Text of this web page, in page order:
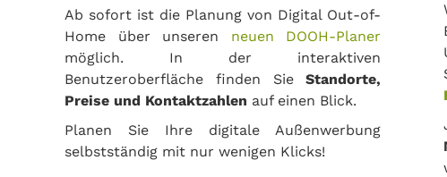
Ab sofort ist die Planung von Digital Out-of-
Home über unseren neuen DOOH-Planer
möglich. In der interaktiven
Benutzeroberfläche finden SieStandorte,
Preise und Kontaktzahlen auf einen Blick.
Planen Sie Ihre digitale Außenwerbung
selbstständig mit nur wenigen Klicks!